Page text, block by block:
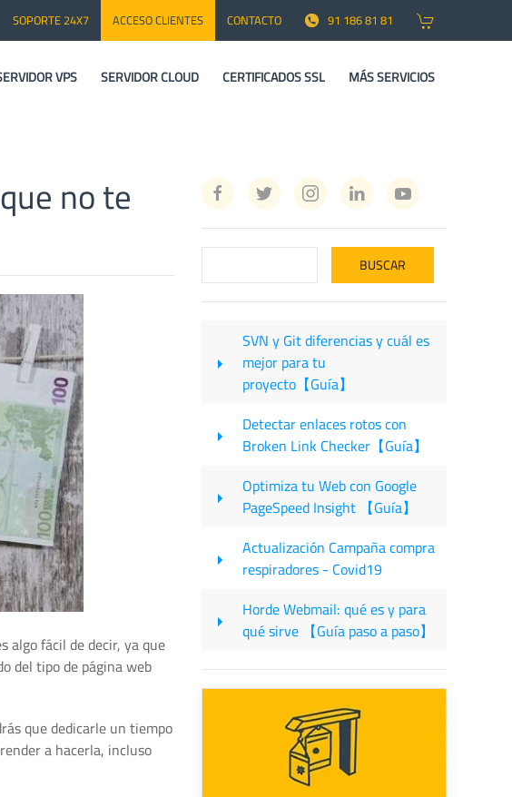
SOPORTE 24X7 ACCESO CLIENTES CONTACTO 91 186 81 81
VPS SERVIDOR CLOUD CERTIFICADOS SSL MÁS SERVICIOS
no te
algo fácil de decir, ya que
del tipo de página web
que dedicarle un tiempo
a hacerla, incluso
SVN y Git diferencias y cuál es
mejor para tu
proyecto【Guía】
Detectar enlaces rotos con
Broken Link Checker【Guía】
Optimiza tu Web con Google
PageSpeed Insight 【Guía】
Actualización Campaña compra
respiradores - Covid19
Horde Webmail: qué es y para
qué sirve 【Guía paso a paso】